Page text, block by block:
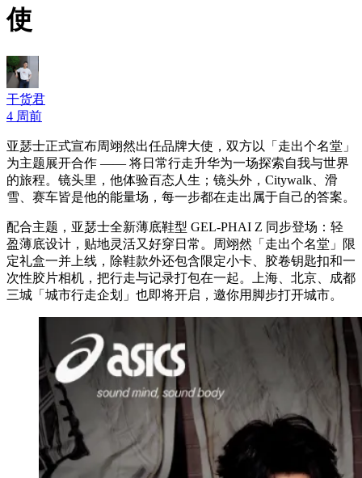
使
干货君
4 周前
亚瑟士正式宣布周翊然出任品牌大使，双方以「走出个名堂」
为主题展开合作 —— 将日常行走升华为一场探索自我与世界
的旅程。镜头里，他体验百态人生；镜头外，Citywalk、滑
雪、赛车皆是他的能量场，每一步都在走出属于自己的答案。
配合主题，亚瑟士全新薄底鞋型 GEL-PHAI Z 同步登场：轻
盈薄底设计，贴地灵活又好穿日常。周翊然「走出个名堂」限
定礼盒一并上线，除鞋款外还包含限定小卡、胶卷钥匙扣和一
次性胶片相机，把行走与记录打包在一起。上海、北京、成都
三城「城市行走企划」也即将开启，邀你用脚步打开城市。